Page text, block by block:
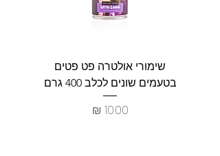
שימורי אולטרה פט פטים
בטעמים שונים לכלב 400 גרם
מחיר